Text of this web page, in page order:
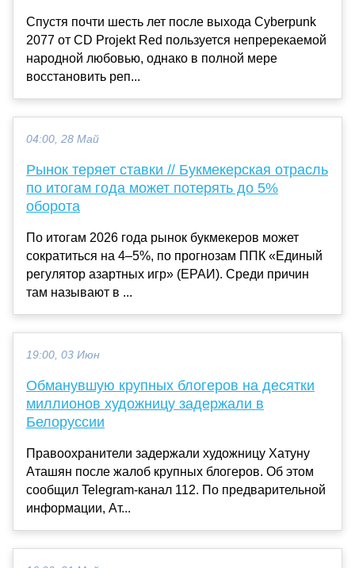
Спустя почти шесть лет после выхода Cyberpunk
2077 от CD Projekt Red пользуется непререкаемой
народной любовью, однако в полной мере
восстановить реп...
04:00, 28 Май
Рынок теряет ставки // Букмекерская отрасль
по итогам года может потерять до 5%
оборота
По итогам 2026 года рынок букмекеров может
сократиться на 4–5%, по прогнозам ППК «Единый
регулятор азартных игр» (ЕРАИ). Среди причин
там называют в ...
19:00, 03 Июн
Обманувшую крупных блогеров на десятки
миллионов художницу задержали в
Белоруссии
Правоохранители задержали художницу Хатуну
Аташян после жалоб крупных блогеров. Об этом
сообщил Telegram-канал 112. По предварительной
информации, Ат...